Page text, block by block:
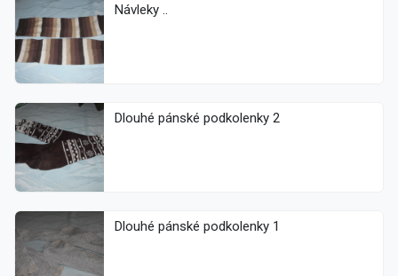
Návleky ..
Dlouhé pánské podkolenky 2
Dlouhé pánské podkolenky 1